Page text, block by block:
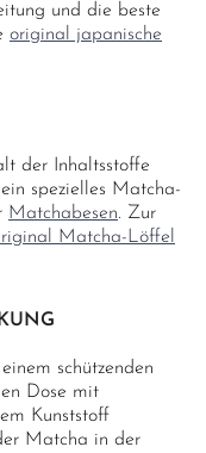
und die beste
original japanische
der Inhaltsstoffe
spezielles Matcha-
Matchabesen. Zur
Matcha-Löffel
schützenden
Dose mit
Kunststoff
Matcha in der